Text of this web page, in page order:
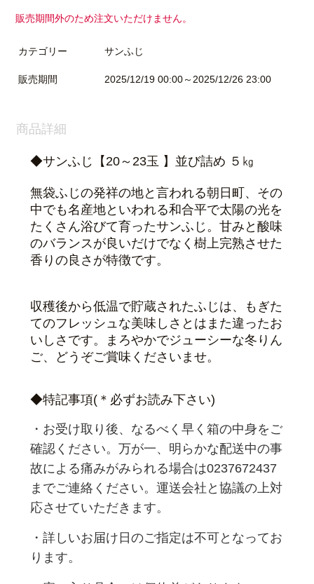
販売期間外のため注文いただけません。
カテゴリー サンふじ
販売期間 2025/12/19 00:00～2025/12/26 23:00
商品詳細
◆サンふじ【20～23玉 】並び詰め ５㎏
無袋ふじの発祥の地と言われる朝日町、その
中でも名産地といわれる和合平で太陽の光を
たくさん浴びて育ったサンふじ。甘みと酸味
のバランスが良いだけでなく樹上完熟させた
香りの良さが特徴です。
収穫後から低温で貯蔵されたふじは、もぎた
てのフレッシュな美味しさとはまた違ったお
いしさです。まろやかでジューシーな冬りん
ご、どうぞご賞味くださいませ。
◆特記事項(＊必ずお読み下さい)
・お受け取り後、なるべく早く箱の中身をご
確認ください。万が一、明らかな配送中の事
故による痛みがみられる場合は0237672437
までご連絡ください。運送会社と協議の上対
応させていただきます。
・詳しいお届け日のご指定は不可となってお
ります。